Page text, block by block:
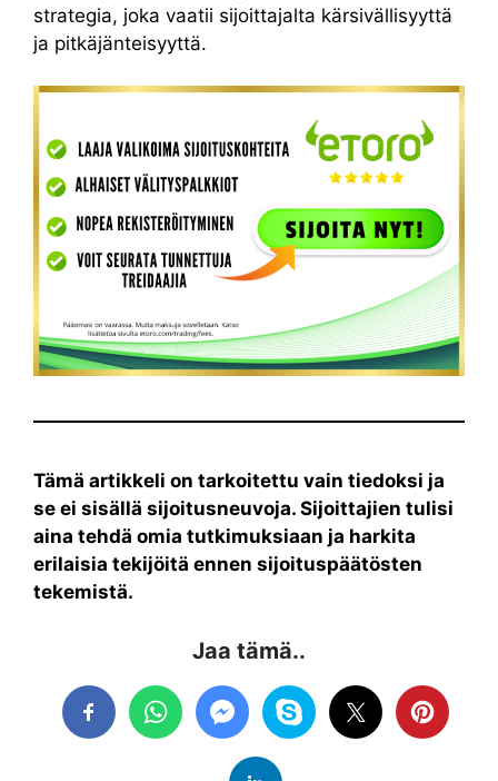
strategia, joka vaatii sijoittajalta kärsivällisyyttä
ja pitkäjänteisyyttä.
Tämä artikkeli on tarkoitettu vain tiedoksi ja
se ei sisällä sijoitusneuvoja. Sijoittajien tulisi
aina tehdä omia tutkimuksiaan ja harkita
erilaisia tekijöitä ennen sijoituspäätösten
tekemistä.
Jaa tämä..